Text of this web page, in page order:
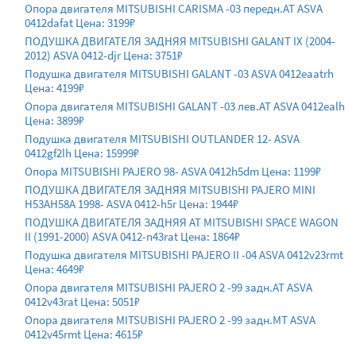
Опора двигателя MITSUBISHI CARISMA -03 передн.AT ASVA
0412dafat Цена: 3199₽
ПОДУШКА ДВИГАТЕЛЯ ЗАДНЯЯ MITSUBISHI GALANT IX (2004-
2012) ASVA 0412-djr Цена: 3751₽
Подушка двигателя MITSUBISHI GALANT -03 ASVA 0412eaatrh
Цена: 4199₽
Опора двигателя MITSUBISHI GALANT -03 лев.AT ASVA 0412ealh
Цена: 3899₽
Подушка двигателя MITSUBISHI OUTLANDER 12- ASVA
0412gf2lh Цена: 15999₽
Опора MITSUBISHI PAJERO 98- ASVA 0412h5dm Цена: 1199₽
ПОДУШКА ДВИГАТЕЛЯ ЗАДНЯЯ MITSUBISHI PAJERO MINI
H53AH58A 1998- ASVA 0412-h5r Цена: 1944₽
ПОДУШКА ДВИГАТЕЛЯ ЗАДНЯЯ AT MITSUBISHI SPACE WAGON
II (1991-2000) ASVA 0412-n43rat Цена: 1864₽
Подушка двигателя MITSUBISHI PAJERO II -04 ASVA 0412v23rmt
Цена: 4649₽
Опора двигателя MITSUBISHI PAJERO 2 -99 задн.AT ASVA
0412v43rat Цена: 5051₽
Опора двигателя MITSUBISHI PAJERO 2 -99 задн.MT ASVA
0412v45rmt Цена: 4615₽